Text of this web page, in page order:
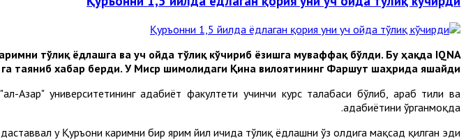
тўлиқ ёдлашга ва уч ойда тўлиқ кўчириб ёзишга муваффақ бўлди. Бу ҳақда IQNA
га таяниб хабар берди. У Миср шимолидаги Қина вилоятининг Фаршут шаҳрида яшайди.
Aзҳар" университетининг адабиёт факултети учинчи курс талабаси бўлиб, араб тили ва
адабиётини ўрганмоқда.
у Қуръони каримни бир ярим йил ичида тўлиқ ёдлашни ўз олдига мақсад қилган эди.